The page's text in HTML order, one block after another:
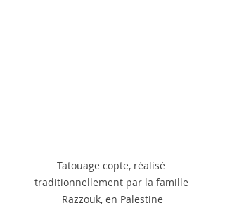
Tatouage copte, réalisé
traditionnellement par la famille
Razzouk, en Palestine